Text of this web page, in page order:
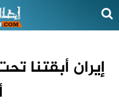
إيران أبقتنا